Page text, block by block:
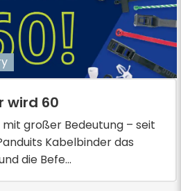
wird 60
mit großer Bedeutung – seit
Kabelbinder das
die Befe...